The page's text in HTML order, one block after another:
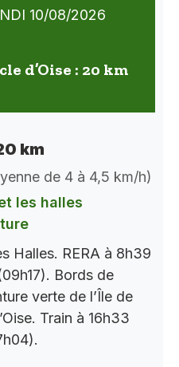
10/08/2026
d’Oise : 20 km
km
de 4 à 4,5 km/h)
les halles
Halles. RERA à 8h39
Bords de
verte de l’Île de
Train à 16h33